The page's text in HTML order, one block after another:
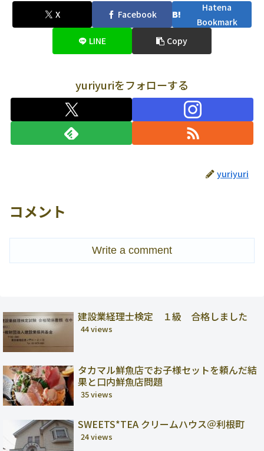
X Facebook
Hatena
Bookmark
LINE
Copy
yuriyuriをフォローする
yuriyuri
コメント
Write a comment
建設業経理士検定 １級 合格しました
44 views
タカマル鮮魚店でお子様セットを頼んだ結
果と口内鮮魚店問題
35 views
SWEETS*TEA クリームハウス＠利根町
24 views